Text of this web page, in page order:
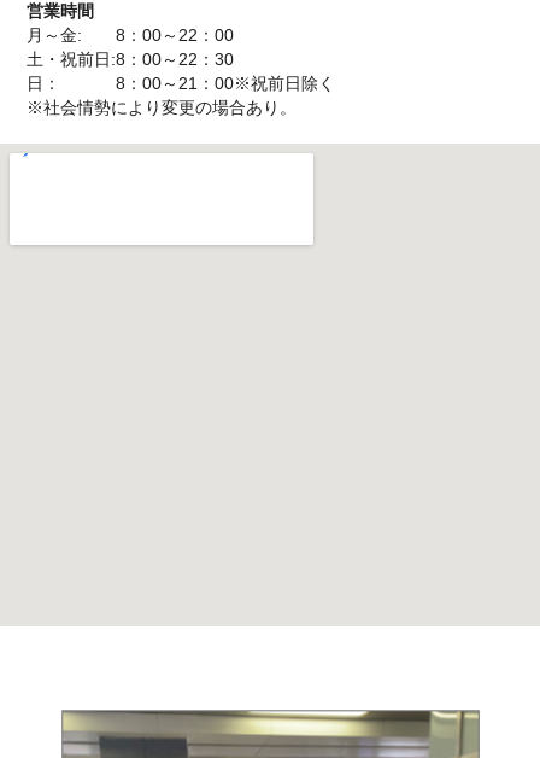
営業時間
月～金: 8：00～22：00
土・祝前日:8：00～22：30
日： 8：00～21：00※祝前日除く
※社会情勢により変更の場合あり。